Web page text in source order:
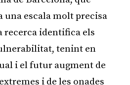
una escala molt precisa
recerca identifica els
tenint en
i el futur augment de
i de les onades